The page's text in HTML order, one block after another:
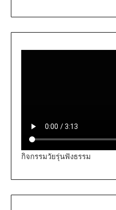
กิจกรรมวัยรุ่นฟังธรรม